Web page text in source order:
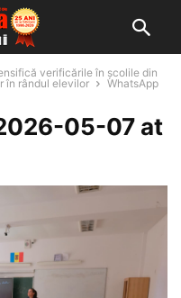
verificările în școlile din
în rândul elevilor
WhatsApp
05-07 at